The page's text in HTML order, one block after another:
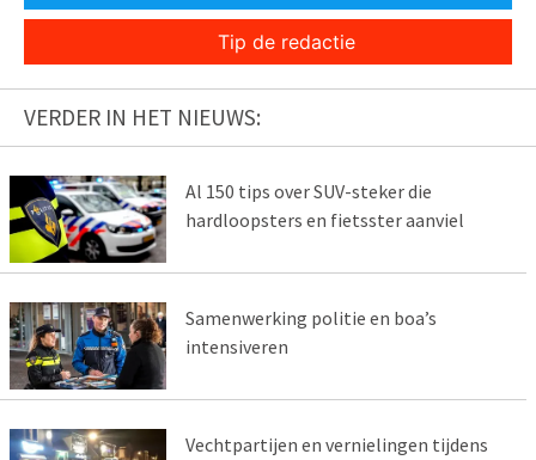
Tip de redactie
VERDER IN HET NIEUWS:
Al 150 tips over SUV-steker die
hardloopsters en fietsster aanviel
Samenwerking politie en boa’s
intensiveren
Vechtpartijen en vernielingen tijdens